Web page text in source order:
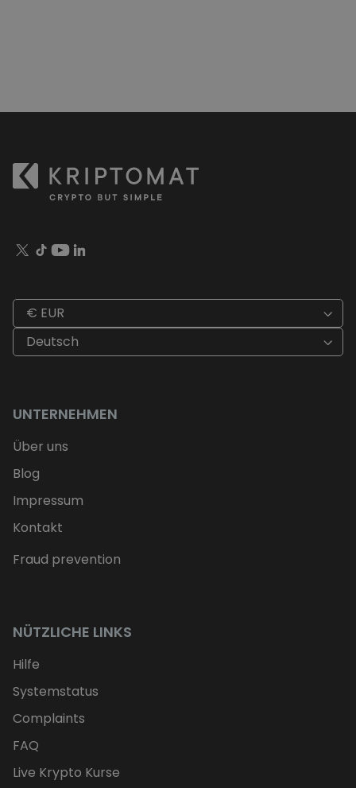
€ EUR
Deutsch
UNTERNEHMEN
Über uns
Blog
Impressum
Kontakt
Fraud prevention
NÜTZLICHE LINKS
Hilfe
Systemstatus
Complaints
FAQ
Live Krypto Kurse